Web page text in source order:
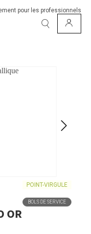
pour les professionnels
POINT-VIRGULE
BOLS DE SERVICE
OR